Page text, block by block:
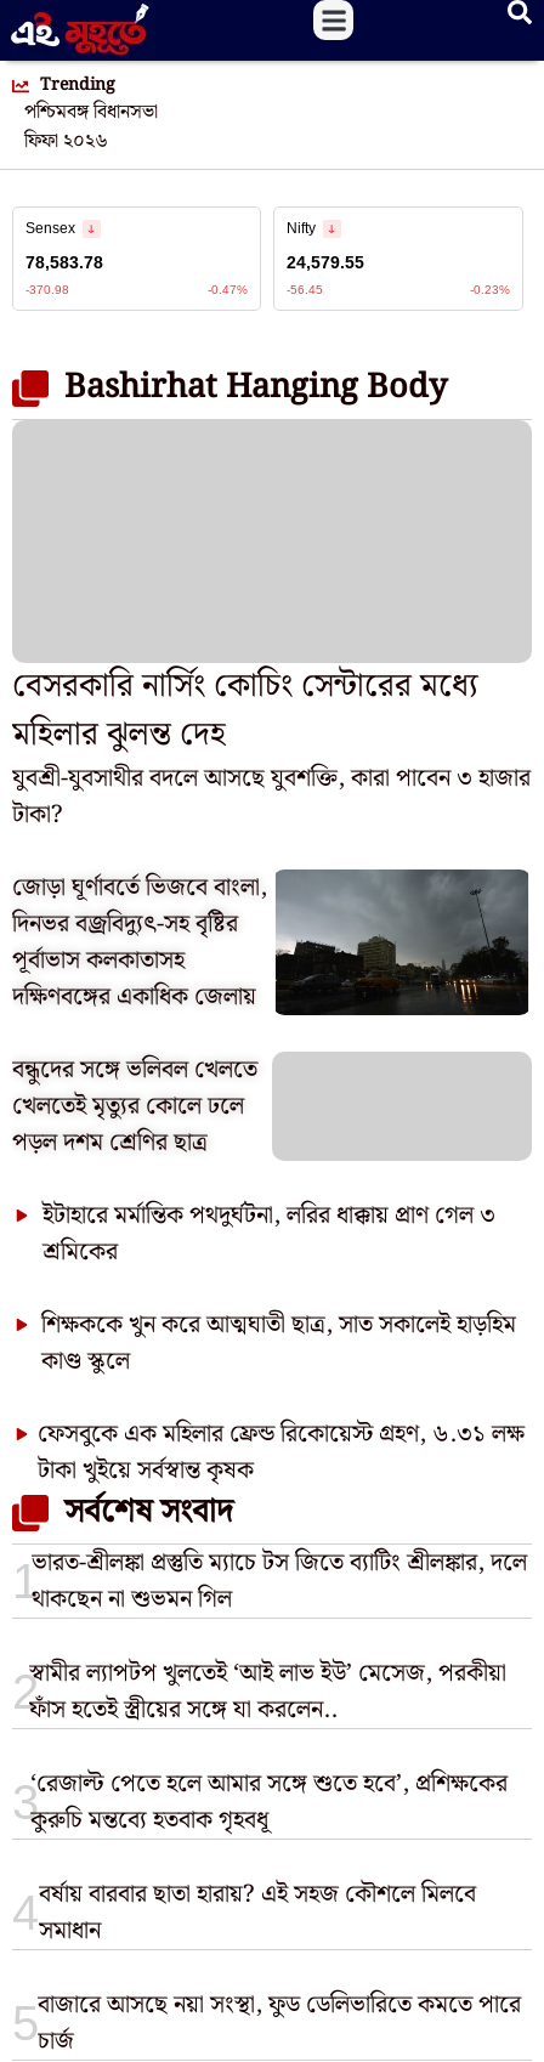
Trending
পশ্চিমবঙ্গ বিধানসভা
ফিফা ২০২৬
যুবশ্রী-যুবসাথীর বদলে আসছে যুবশক্তি, কারা পাবেন ৩ হাজার
টাকা?
জোড়া ঘূর্ণাবর্তে ভিজবে বাংলা,
দিনভর বজ্রবিদ্যুৎ-সহ বৃষ্টির
পূর্বাভাস কলকাতাসহ
দক্ষিণবঙ্গের একাধিক জেলায়
বন্ধুদের সঙ্গে ভলিবল খেলতে
খেলতেই মৃত্যুর কোলে ঢলে
পড়ল দশম শ্রেণির ছাত্র
ইটাহারে মর্মান্তিক পথদুর্ঘটনা, লরির ধাক্কায় প্রাণ গেল ৩
শ্রমিকের
শিক্ষককে খুন করে আত্মঘাতী ছাত্র, সাত সকালেই হাড়হিম
কাণ্ড স্কুলে
ফেসবুকে এক মহিলার ফ্রেন্ড রিকোয়েস্ট গ্রহণ, ৬.৩১ লক্ষ
টাকা খুইয়ে সর্বস্বান্ত কৃষক
Bashirhat Hanging Body
বেসরকারি নার্সিং কোচিং সেন্টারের মধ্যে
মহিলার ঝুলন্ত দেহ
সর্বশেষ সংবাদ
ভারত-শ্রীলঙ্কা প্রস্তুতি ম্যাচে টস জিতে ব্যাটিং শ্রীলঙ্কার, দলে
থাকছেন না শুভমন গিল
স্বামীর ল্যাপটপ খুলতেই ‘আই লাভ ইউ’ মেসেজ, পরকীয়া
ফাঁস হতেই স্ত্রীয়ের সঙ্গে যা করলেন..
‘রেজাল্ট পেতে হলে আমার সঙ্গে শুতে হবে’, প্রশিক্ষকের
কুরুচি মন্তব্যে হতবাক গৃহবধূ
বর্ষায় বারবার ছাতা হারায়? এই সহজ কৌশলে মিলবে
সমাধান
বাজারে আসছে নয়া সংস্থা, ফুড ডেলিভারিতে কমতে পারে
চার্জ